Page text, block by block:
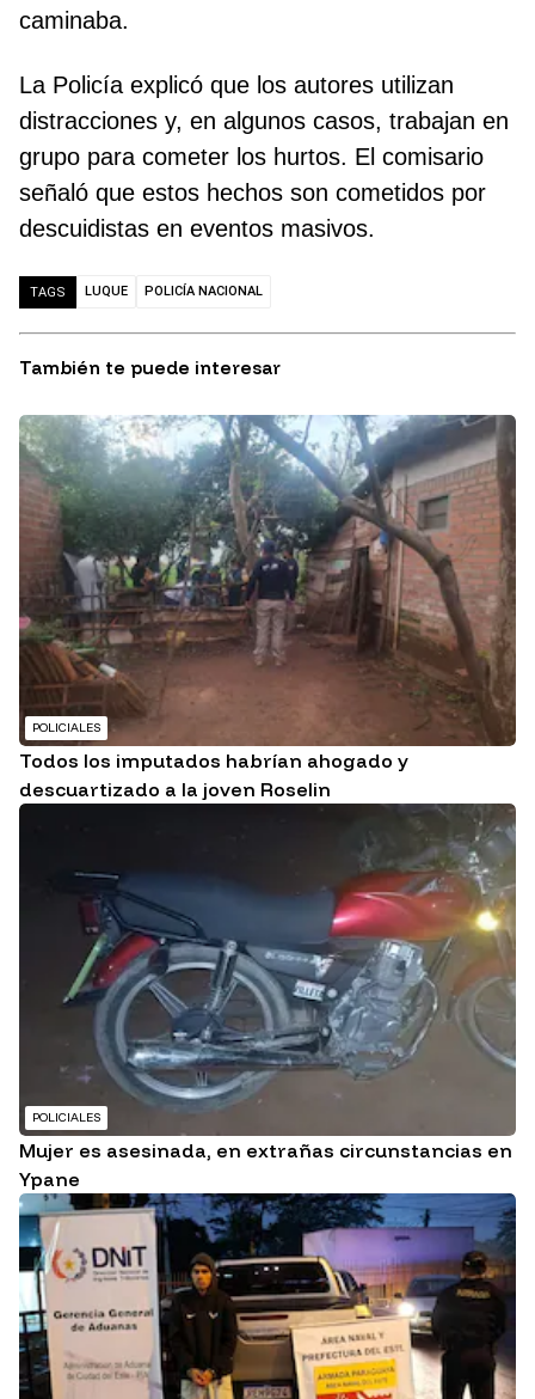
caminaba.
La Policía explicó que los autores utilizan
distracciones y, en algunos casos, trabajan en
grupo para cometer los hurtos. El comisario
señaló que estos hechos son cometidos por
descuidistas en eventos masivos.
TAGS LUQUE POLICÍA NACIONAL
También te puede interesar
POLICIALES
Todos los imputados habrían ahogado y
descuartizado a la joven Roselin
POLICIALES
Mujer es asesinada, en extrañas circunstancias en
Ypane